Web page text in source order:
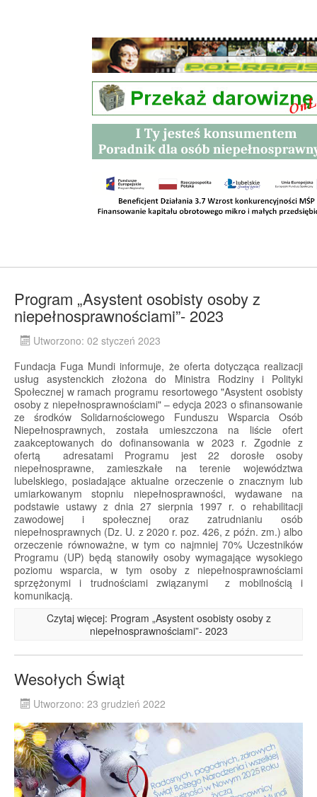
Program „Asystent osobisty osoby z
niepełnosprawnościami”- 2023
Utworzono: 02 styczeń 2023
Fundacja Fuga Mundi informuje, że oferta dotycząca realizacji
usług asystenckich złożona do Ministra Rodziny i Polityki
Społecznej w ramach programu resortowego "Asystent osobisty
osoby z niepełnosprawnościami" – edycja 2023 o sfinansowanie
ze środków Solidarnościowego Funduszu Wsparcia Osób
Niepełnosprawnych, została umieszczona na liście ofert
zaakceptowanych do dofinansowania w 2023 r. Zgodnie z
ofertą adresatami Programu jest 22 dorosłe osoby
niepełnosprawne, zamieszkałe na terenie województwa
lubelskiego, posiadające aktualne orzeczenie o znacznym lub
umiarkowanym stopniu niepełnosprawności, wydawane na
podstawie ustawy z dnia 27 sierpnia 1997 r. o rehabilitacji
zawodowej i społecznej oraz zatrudnianiu osób
niepełnosprawnych (Dz. U. z 2020 r. poz. 426, z późn. zm.) albo
orzeczenie równoważne, w tym co najmniej 70% Uczestników
Programu (UP) będą stanowiły osoby wymagające wysokiego
poziomu wsparcia, w tym osoby z niepełnosprawnościami
sprzężonymi i trudnościami związanymi z mobilnością i
komunikacją.
Czytaj więcej: Program „Asystent osobisty osoby z
niepełnosprawnościami”- 2023
Wesołych Świąt
Utworzono: 23 grudzień 2022